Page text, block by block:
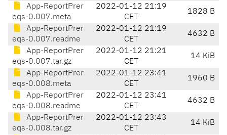
App-ReportPrer
eqs-0.007.meta
2022-01-12 21:19
CET
1828 B
App-ReportPrer
eqs-0.007.readme
2022-01-12 21:19
CET
4632 B
App-ReportPrer
eqs-0.007.tar.gz
2022-01-12 21:21
CET
14 KiB
App-ReportPrer
eqs-0.008.meta
2022-01-12 23:41
CET
1960 B
App-ReportPrer
eqs-0.008.readme
2022-01-12 23:41
CET
4632 B
App-ReportPrer
eqs-0.008.tar.gz
2022-01-12 23:43
CET
14 KiB